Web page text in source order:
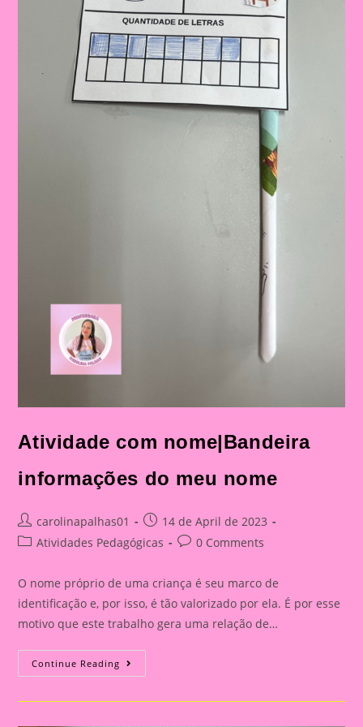
Atividade com nome|Bandeira
informações do meu nome
Post
author:
carolinapalhas01
Post
published:
14 de April de 2023
PostAtividades Pedagógicas
Post0 Comments
O nome próprio de uma criança é seu marco de
identificação e, por isso, é tão valorizado por ela. É por esse
motivo que este trabalho gera uma relação de…
Continue Reading Atividade
Com
Informações